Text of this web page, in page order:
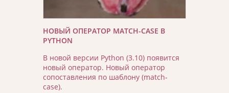
НОВЫЙ ОПЕРАТОР MATCH-CASE В
PYTHON
В новой версии Python (3.10) появится
новый оператор. Новый оператор
сопоставления по шаблону (match-
case).